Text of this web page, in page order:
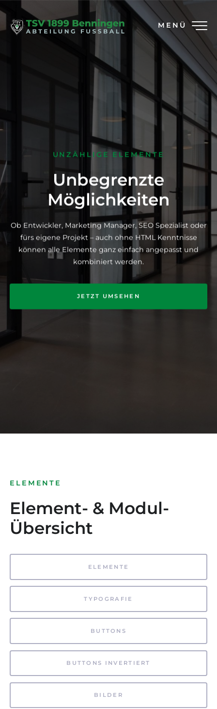
MENÜ
UNZÄHLIGE ELEMENTE
Unbegrenzte
Möglichkeiten
Ob Entwickler, Marketing Manager, SEO Spezialist oder
fürs eigene Projekt – auch ohne HTML Kenntnisse
können alle Elemente ganz einfach angepasst und
kombiniert werden.
JETZT UMSEHEN
ELEMENTE
Element- & Modul-
Übersicht
ELEMENTE
TYPOGRAFIE
BUTTONS
BUTTONS INVERTIERT
BILDER